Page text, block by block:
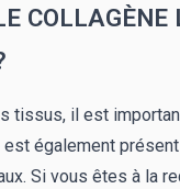
COLLAGÈNE
tissus, il est
également
Si vous êtes à la